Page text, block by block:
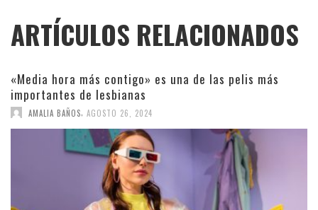
ARTÍCULOS RELACIONADOS
«Media hora más contigo» es una de las pelis más
importantes de lesbianas
AMALIA BAÑOS AGOSTO 26, 2024